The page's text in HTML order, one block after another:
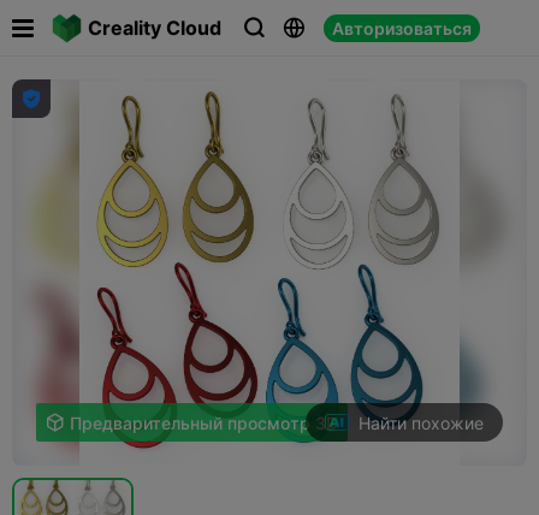
Creality Cloud   Авторизоваться

 Предварительный просмотр 3D Найти похожие